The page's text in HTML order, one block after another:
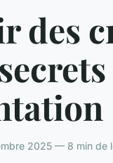
des
2025 — 8 min de